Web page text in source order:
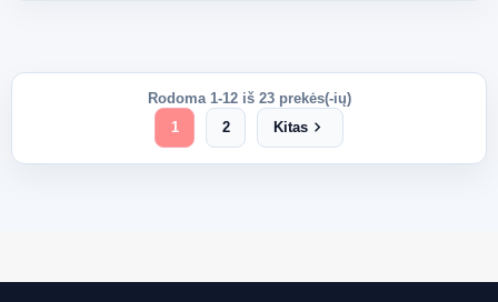
Rodoma 1-12 iš 23 prekės(-ių)
1
2 Kitas chevron_right